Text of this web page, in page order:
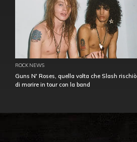
ROCK NEWS
Guns N' Roses, quella volta che Slash rischiò
di morire in tour con la band